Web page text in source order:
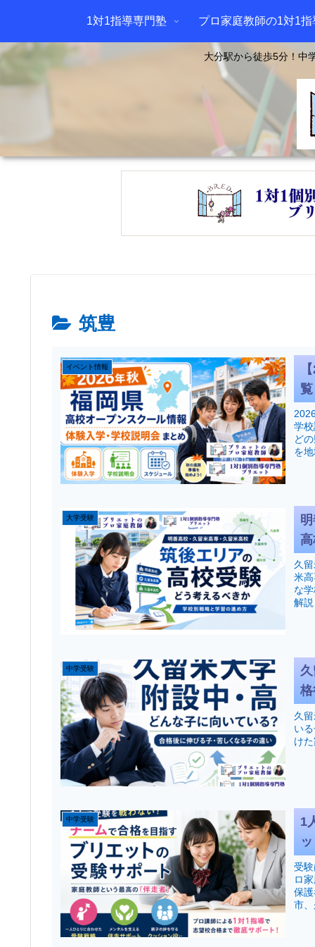
大分駅から徒歩5分！中
1対1指導専門塾 プロ家庭教師の1対1指
筑豊
イベント情報
学
ど
を
大学受験
久
米
な
解説
中学受験
久
い
け
中学受験
1
受
ロ
保
市